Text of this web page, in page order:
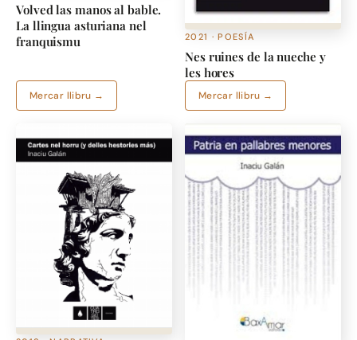
Volved las manos al bable.
La llingua asturiana nel
franquismu
Mercar llibru →
2021 · POESÍA
Nes ruines de la nueche y
les hores
Mercar llibru →